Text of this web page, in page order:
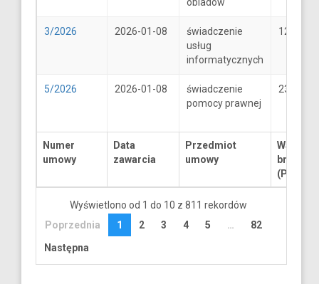
Numer
umowy
Data
zawarcia
Przedmiot
umowy
Wartość
brutto
(PLN)
3/2026 2026-01-08
świadczenie
usług
informatycznych
1250
5/2026 2026-01-08
świadczenie
pomocy prawnej
2300
Wyświetlono od 1 do 10 z 811 rekordów
Poprzednia
1 2 3 4 5 …
82
Następna